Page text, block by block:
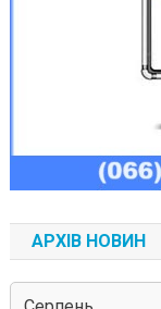
АРХІВ НОВИН